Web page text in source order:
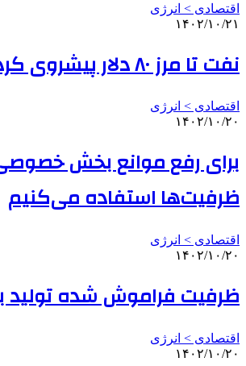
اقتصادی > انرژی
۱۴۰۲/۱۰/۲۱
نفت تا مرز ۸۰ دلار پیشروی کرد
اقتصادی > انرژی
۱۴۰۲/۱۰/۲۰
برای رفع موانع بخش
ظرفیت‌ها استفاده می‌کنیم
اقتصادی > انرژی
۱۴۰۲/۱۰/۲۰
ظرفیت فراموش شده تولید
اقتصادی > انرژی
۱۴۰۲/۱۰/۲۰